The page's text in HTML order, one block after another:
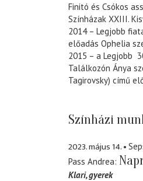
Finitó és Csókos
Színházak XXIII.
2014 – Legjobb
előadás Ophelia
2015 – a Legjobb
Találkozón Ánya
Tagirovsky) című
Színházi
2023. május 14.
Pass Andrea
Klari gyerek